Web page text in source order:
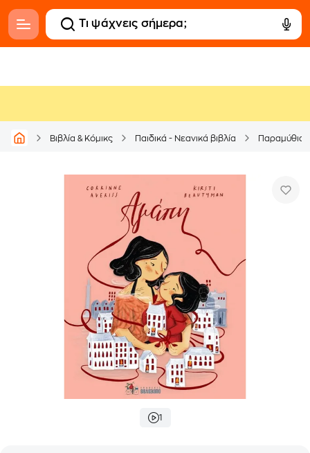
Βιβλία & Κόμικς Παιδικά - Νεανικά βιβλία Παραμύθια
1